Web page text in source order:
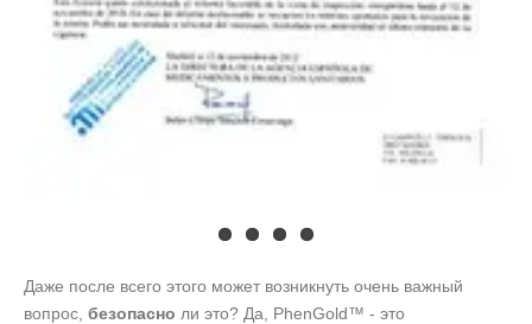
Даже после всего этого может возникнуть очень важный
вопрос, безопасно ли это? Да, PhenGold™ - это